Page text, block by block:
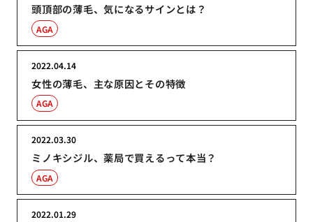
頭頂部の薄毛、気になるサインとは？
AGA
女性の薄毛、主な原因とその特徴
2022.04.14
AGA
ミノキシジル、薬局で買えるって本当？
2022.03.30
AGA
2022.01.29